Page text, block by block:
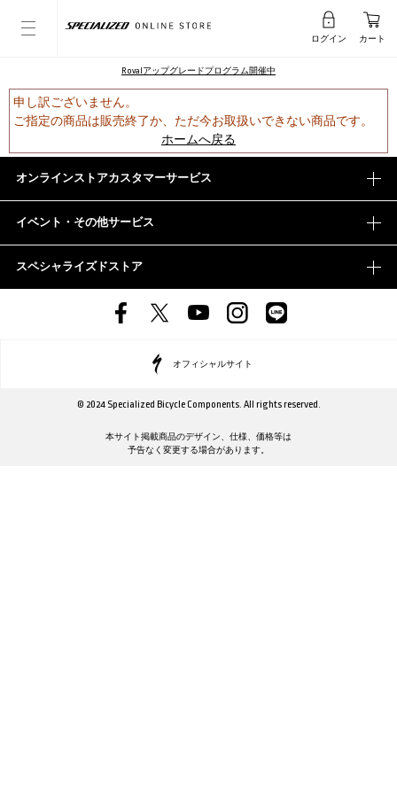
ログイン カート
Rovalアップグレードプログラム開催中
申し訳ございません。
ご指定の商品は販売終了か、ただ今お取扱いできない商品です。
ホームへ戻る
オンラインストアカスタマーサービス
イベント・その他サービス
スペシャライズドストア
オフィシャルサイト
© 2024 Specialized Bicycle Components. All rights reserved.
本サイト掲載商品のデザイン、仕様、価格等は
予告なく変更する場合があります。